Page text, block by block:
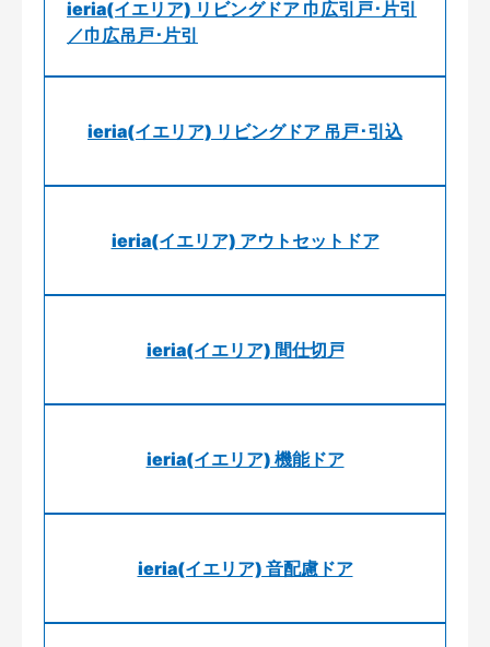
ieria(イエリア) リビングドア 巾広引戸･片引
／巾広吊戸･片引
ieria(イエリア) リビングドア 吊戸･引込
ieria(イエリア) アウトセットドア
ieria(イエリア) 間仕切戸
ieria(イエリア) 機能ドア
ieria(イエリア) 音配慮ドア